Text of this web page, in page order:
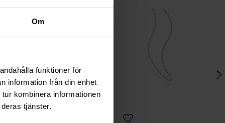
Om
funktioner för
information från din enhet
kombinera informationen
tjänster.